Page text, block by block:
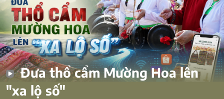
Đưa thổ cẩm Mường Hoa lên
"xa lộ số"